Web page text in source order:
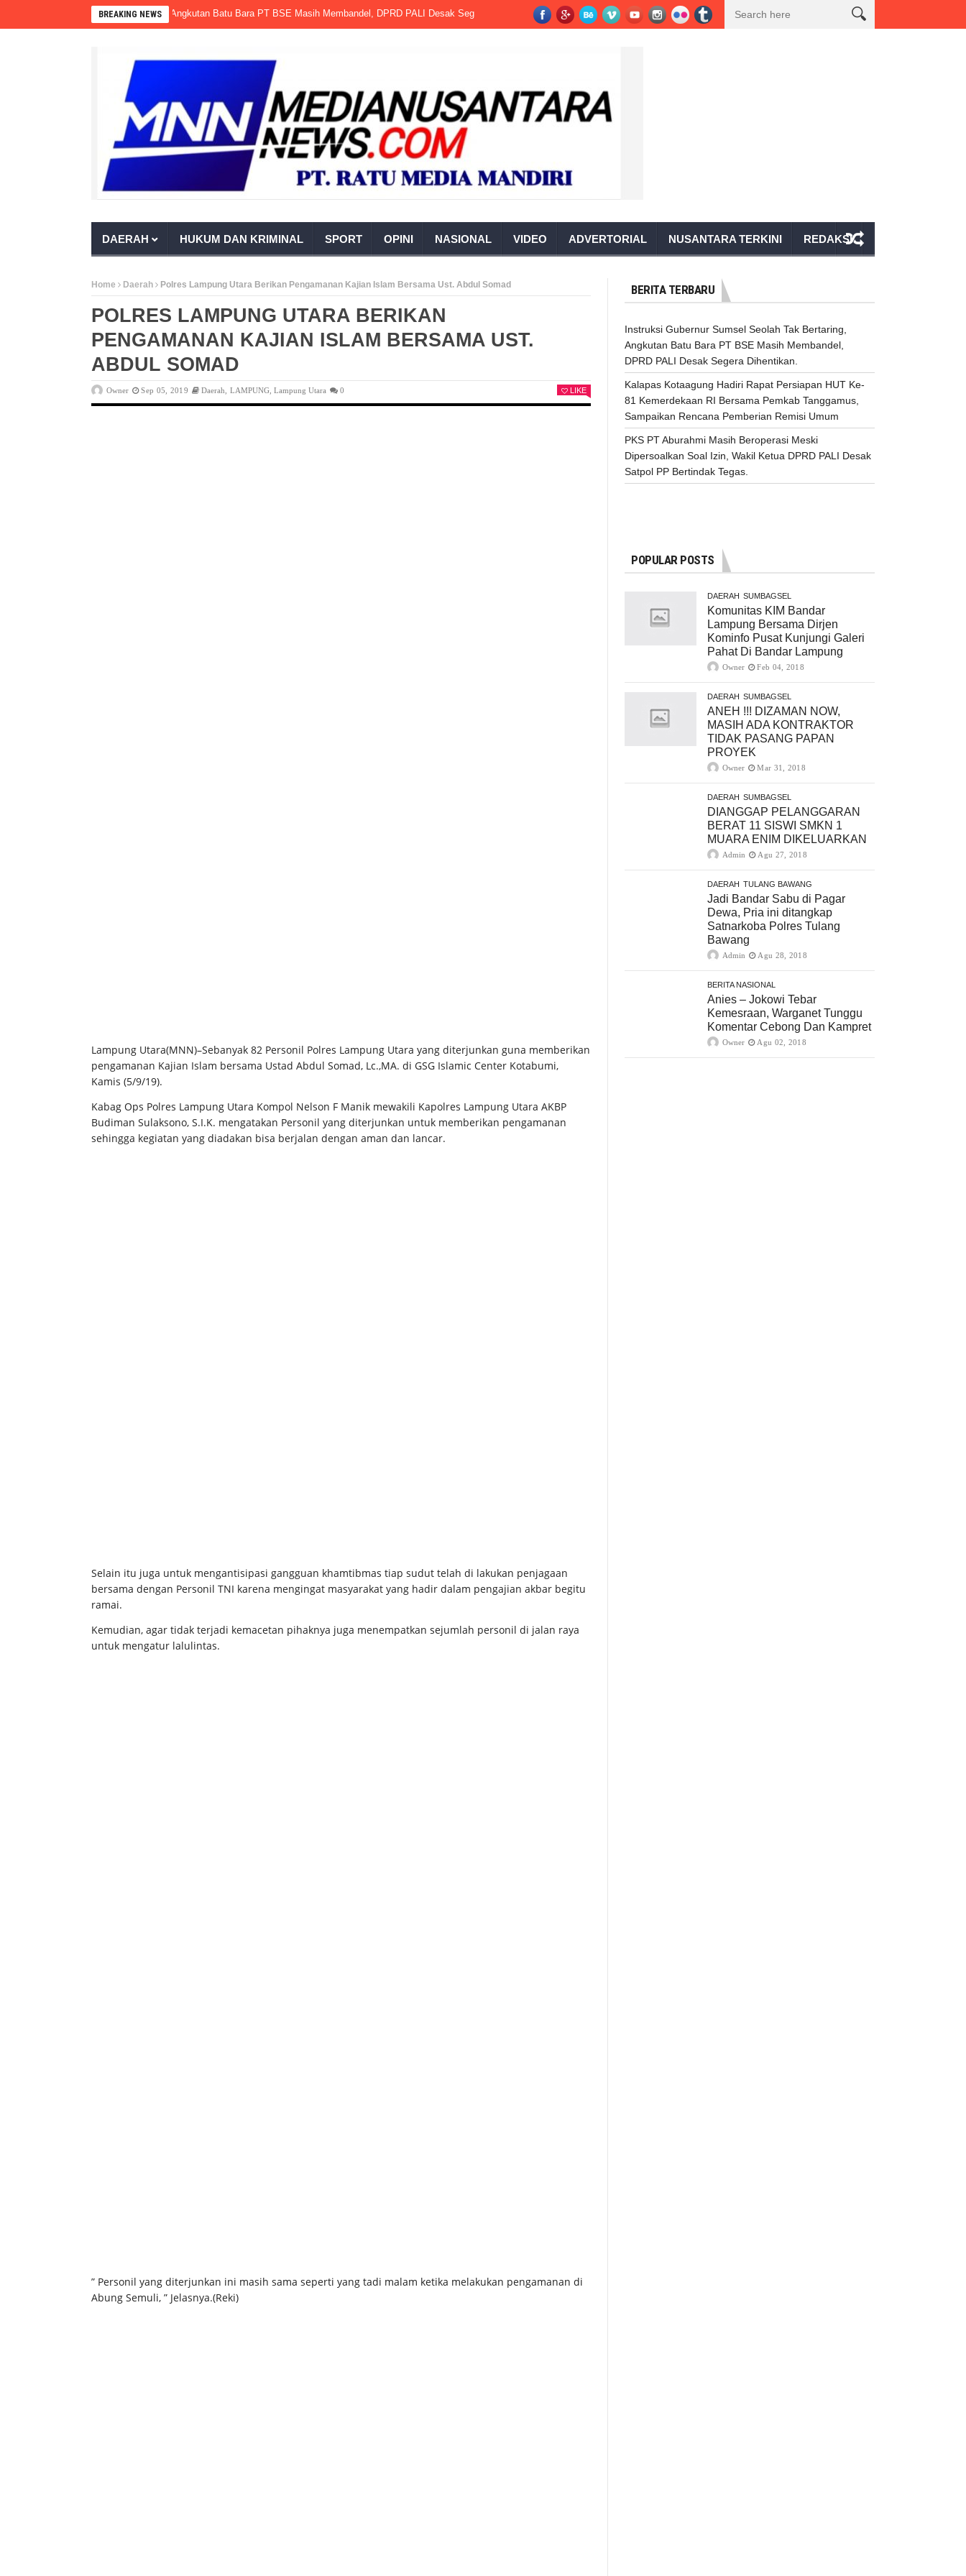
BREAKING NEWS
Sumsel Seolah Tak Bertaring, Angkutan Batu Bara PT BSE Masih Membandel, DPRD PALI Desak Segera Dihentikan. Kalapas Kotaagung Hadiri Rapat Persiapan HUT Ke-81 Kemerdekaan RI Bersama Pemkab
DAERAH HUKUM DAN KRIMINAL SPORT OPINI NASIONAL VIDEO ADVERTORIAL NUSANTARA TERKINI REDAKSI
Home Daerah Polres Lampung Utara Berikan Pengamanan Kajian Islam Bersama Ust. Abdul Somad
POLRES LAMPUNG UTARA BERIKAN
PENGAMANAN KAJIAN ISLAM BERSAMA UST.
ABDUL SOMAD
Owner Sep 05, 2019 Daerah LAMPUNG,Lampung Utara 0 LIKE
Lampung Utara(MNN)–Sebanyak 82 Personil Polres Lampung Utara yang diterjunkan guna memberikan
pengamanan Kajian Islam bersama Ustad Abdul Somad, Lc.,MA. di GSG Islamic Center Kotabumi,
Kamis (5/9/19).
Kabag Ops Polres Lampung Utara Kompol Nelson F Manik mewakili Kapolres Lampung Utara AKBP
Budiman Sulaksono, S.I.K. mengatakan Personil yang diterjunkan untuk memberikan pengamanan
sehingga kegiatan yang diadakan bisa berjalan dengan aman dan lancar.
Selain itu juga untuk mengantisipasi gangguan khamtibmas tiap sudut telah di lakukan penjagaan
bersama dengan Personil TNI karena mengingat masyarakat yang hadir dalam pengajian akbar begitu
ramai.
Kemudian, agar tidak terjadi kemacetan pihaknya juga menempatkan sejumlah personil di jalan raya
untuk mengatur lalulintas.
” Personil yang diterjunkan ini masih sama seperti yang tadi malam ketika melakukan pengamanan di
Abung Semuli, ” Jelasnya.(Reki)
BERITA TERBARU
Instruksi Gubernur Sumsel Seolah Tak Bertaring,
Angkutan Batu Bara PT BSE Masih Membandel,
DPRD PALI Desak Segera Dihentikan.
Kalapas Kotaagung Hadiri Rapat Persiapan HUT Ke-
81 Kemerdekaan RI Bersama Pemkab Tanggamus,
Sampaikan Rencana Pemberian Remisi Umum
PKS PT Aburahmi Masih Beroperasi Meski
Dipersoalkan Soal Izin, Wakil Ketua DPRD PALI Desak
Satpol PP Bertindak Tegas.
POPULAR POSTS
DAERAH SUMBAGSEL
Komunitas KIM Bandar
Lampung Bersama Dirjen
Kominfo Pusat Kunjungi Galeri
Pahat Di Bandar Lampung
Owner Feb 04, 2018
DAERAH SUMBAGSEL
ANEH !!! DIZAMAN NOW,
MASIH ADA KONTRAKTOR
TIDAK PASANG PAPAN
PROYEK
Owner Mar 31, 2018
DAERAH SUMBAGSEL
DIANGGAP PELANGGARAN
BERAT 11 SISWI SMKN 1
MUARA ENIM DIKELUARKAN
Admin Agu 27, 2018
DAERAH TULANG BAWANG
Jadi Bandar Sabu di Pagar
Dewa, Pria ini ditangkap
Satnarkoba Polres Tulang
Bawang
Admin Agu 28, 2018
BERITA NASIONAL
Anies – Jokowi Tebar
Kemesraan, Warganet Tunggu
Komentar Cebong Dan Kampret
Owner Agu 02, 2018